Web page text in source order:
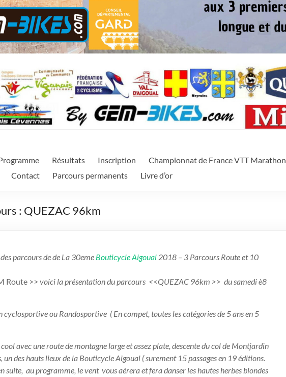
Occitanie
Résultats Inscription Championnat de France VTT Marathon
Contact Parcours permanents Livre d’or
: QUEZAC 96km
parcours de de La 30eme BouticycleAigoual 2018 – 3 Parcours Route et 10
Route >> voici la présentation du parcours <<QUEZAC 96km >> du samedi è8
ou Randosportive ( En compet, toutes les catégories de 5 ans en 5
avec une route de montagne large et assez plate, descente du col de Montjardin
des hauts lieux de la Bouticycle Aigoual ( surement 15 passages en 19 éditions.
suite, au programme, le vent vous aérera et fera danser les hautes herbes blondes